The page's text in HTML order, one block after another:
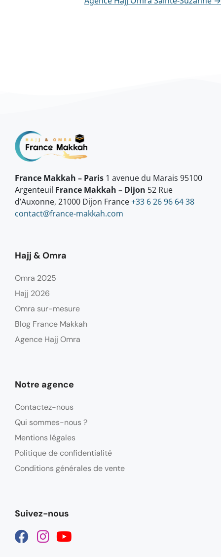
France Makkah – Paris 1 avenue du Marais 95100
Argenteuil France Makkah – Dijon 52 Rue
d’Auxonne, 21000 Dijon France+33 6 26 96 64 38
contact@france-makkah.com
Hajj & Omra
Omra 2025
Hajj 2026
Omra sur-mesure
Blog France Makkah
Agence Hajj Omra
Notre agence
Contactez-nous
Qui sommes-nous ?
Mentions légales
Politique de confidentialité
Conditions générales de vente
Suivez-nous